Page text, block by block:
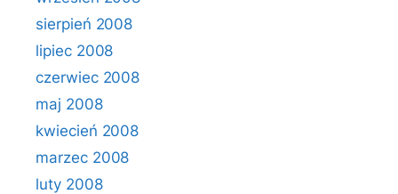
sierpień 2008
lipiec 2008
czerwiec 2008
maj 2008
kwiecień 2008
marzec 2008
luty 2008